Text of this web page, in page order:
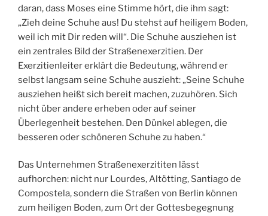
daran, dass Moses eine Stimme hört, die ihm sagt:
„Zieh deine Schuhe aus! Du stehst auf heiligem Boden,
weil ich mit Dir reden will“. Die Schuhe ausziehen ist
ein zentrales Bild der Straßenexerzitien. Der
Exerzitienleiter erklärt die Bedeutung, während er
selbst langsam seine Schuhe auszieht: „Seine Schuhe
ausziehen heißt sich bereit machen, zuzuhören. Sich
nicht über andere erheben oder auf seiner
Überlegenheit bestehen. Den Dünkel ablegen, die
besseren oder schöneren Schuhe zu haben.“
Das Unternehmen Straßenexerzititen lässt
aufhorchen: nicht nur Lourdes, Altötting, Santiago de
Compostela, sondern die Straßen von Berlin können
zum heiligen Boden, zum Ort der Gottesbegegnung